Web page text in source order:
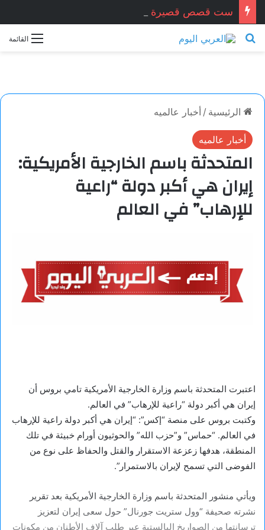
القائمة بحث عن
الرئيسية / أخبار عالميه
أخبار عالميه
المتحدثة باسم الخارجية الأمريكية:
إيران هي أكبر دولة “راعية
للإرهاب” في العالم
اعتبرت المتحدثة باسم وزارة الخارجية الأمريكية تامي بروس أن
إيران هي أكبر دولة “راعية للإرهاب” في العالم.
وكتبت بروس على منصة “إكس”: “إيران هي أكبر دولة راعية للإرهاب
في العالم. “حماس” و”حزب الله” والحوثيون أورام خبيثة في تلك
المنطقة، هدفها زعزعة الاستقرار والقتل والحفاظ على نوع من
الفوضى التي تسمح لإيران بالاستمرار”.
ويأتي منشور المتحدثة باسم وزارة الخارجية الأمريكية بعد تقرير
نشرته صحيفة “وول ستريت جورنال” حول سعى إيران لتعزيز
ترسانتها من الصواريخ البالستية عبر طلب آلاف الأطنان من مكونات